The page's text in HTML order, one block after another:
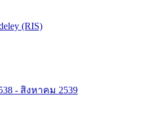
(RIS)
- สิงหาคม 2539